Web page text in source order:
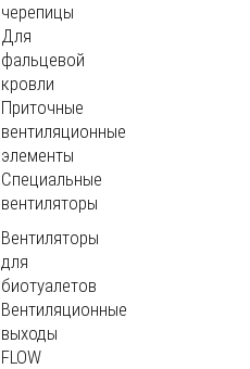
черепицы
Для
фальцевой
кровли
Приточные
вентиляционные
элементы
Специальные
вентиляторы
Вентиляторы
для
биотуалетов
Вентиляционные
выходы
FLOW